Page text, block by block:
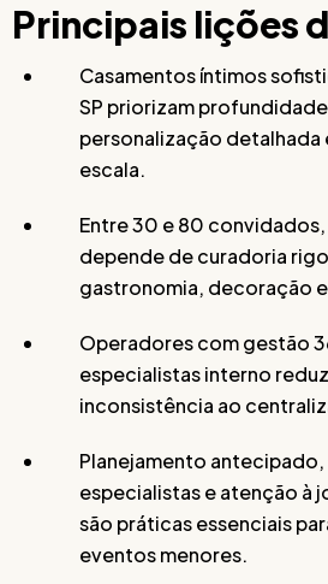
Principais lições
Casamentos íntimos
SP priorizam
personalização detalhada
escala.
Entre 30 e 80
depende de curadoria
gastronomia, decoração
Operadores com gestão
especialistas interno
inconsistência ao
Planejamento
especialistas e atenção à
são práticas essenciais
eventos menores.